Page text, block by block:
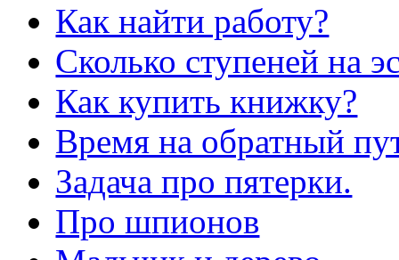
Как найти работу?
Сколько ступеней на
Как купить книжку?
Время на обратный
Задача про пятерки.
Про шпионов